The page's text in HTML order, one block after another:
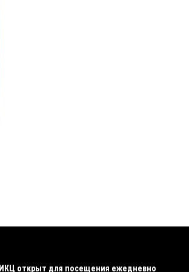
ИКЦ открыт для посещения ежедневно